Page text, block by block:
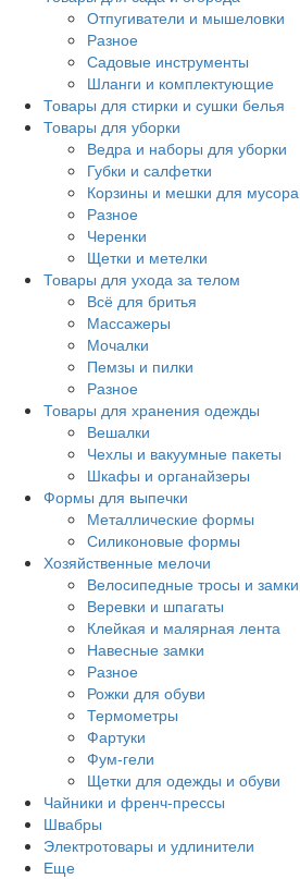
Отпугиватели и мышеловки
Разное
Садовые инструменты
Шланги и комплектующие
Товары для стирки и сушки белья
Товары для уборки
Ведра и наборы для уборки
Губки и салфетки
Корзины и мешки для мусора
Разное
Черенки
Щетки и метелки
Товары для ухода за телом
Всё для бритья
Массажеры
Мочалки
Пемзы и пилки
Разное
Товары для хранения одежды
Вешалки
Чехлы и вакуумные пакеты
Шкафы и органайзеры
Формы для выпечки
Металлические формы
Силиконовые формы
Хозяйственные мелочи
Велосипедные тросы и замки
Веревки и шпагаты
Клейкая и малярная лента
Навесные замки
Разное
Рожки для обуви
Термометры
Фартуки
Фум-гели
Щетки для одежды и обуви
Чайники и френч-прессы
Швабры
Электротовары и удлинители
Еще